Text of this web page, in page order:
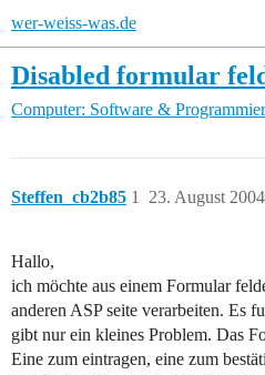
wer-weiss-was.de
Disabled formular
Computer: Software &
Steffen_cb2b85 23. August
1
Hallo,
ich möchte aus einem Formular
anderen ASP seite verarbeiten. Es
gibt nur ein kleines Problem. Das
Eine zum eintragen, eine zum